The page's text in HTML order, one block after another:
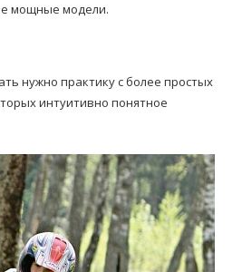
мощные модели.
нужно практику с более простых
интуитивно понятное